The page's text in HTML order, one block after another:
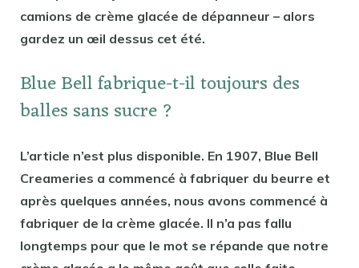
camions de crème glacée de dépanneur – alors
gardez un œil dessus cet été.
Blue Bell fabrique-t-il toujours des
balles sans sucre ?
L’article n’est plus disponible. En 1907, Blue Bell
Creameries a commencé à fabriquer du beurre et
après quelques années, nous avons commencé à
fabriquer de la crème glacée. Il n’a pas fallu
longtemps pour que le mot se répande que notre